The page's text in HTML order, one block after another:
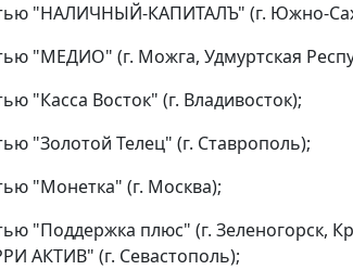
"НАЛИЧНЫЙ-КАПИТАЛЪ" (г. Южно-
"МЕДИО" (г. Можга, Удмуртская
"Касса Восток" (г. Владивосток);
"Золотой Телец" (г. Ставрополь);
"Монетка" (г. Москва);
"Поддержка плюс" (г. Зеленогорск,
АКТИВ" (г. Севастополь);